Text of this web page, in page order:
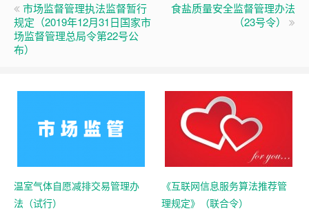
市场监督管理执法监督暂行
规定（2019年12月31日国家市
场监督管理总局令第22号公
布）
食盐质量安全监督管理办法
（23号令）
温室气体自愿减排交易管理办
法（试行）
《互联网信息服务算法推荐管
理规定》（联合令）